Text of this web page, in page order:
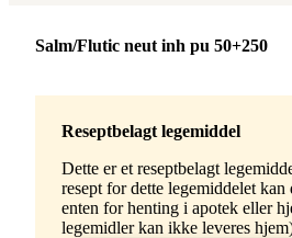
Merke :
Salm/Flutic neut inh pu 50+250
Reseptbelagt legemiddel
Dette er et reseptbelagt
resept for dette legemiddelet kan
enten for henting i apotek eller
legemidler kan ikke leveres